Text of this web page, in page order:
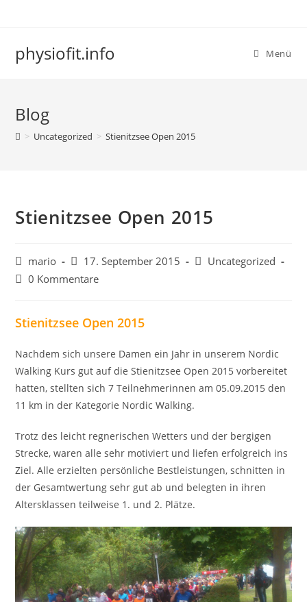
physiofit.info Menü
Blog
> Uncategorized > Stienitzsee Open 2015
Stienitzsee Open 2015
mario 17. September 2015
Uncategorized
0 Kommentare
Stienitzsee Open 2015
Nachdem sich unsere Damen ein Jahr in unserem Nordic
Walking Kurs gut auf die Stienitzsee Open 2015 vorbereitet
hatten, stellten sich 7 Teilnehmerinnen am 05.09.2015 den
11 km in der Kategorie Nordic Walking.
Trotz des leicht regnerischen Wetters und der bergigen
Strecke, waren alle sehr motiviert und liefen erfolgreich ins
Ziel. Alle erzielten persönliche Bestleistungen, schnitten in
der Gesamtwertung sehr gut ab und belegten in ihren
Altersklassen teilweise 1. und 2. Plätze.